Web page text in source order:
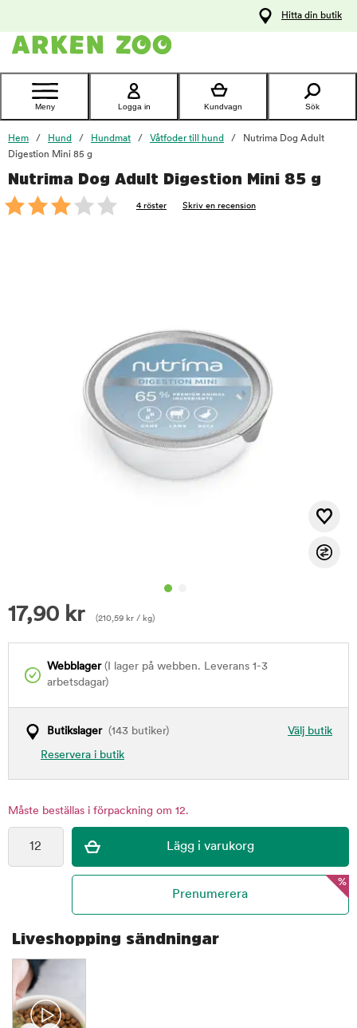
Kontakta
Hitta din butik
Meny Logga in Kundvagn Sök
Hem Hund Hundmat Våtfoder till hund
Nutrima Dog Adult
Digestion Mini 85 g
Nutrima Dog Adult Digestion Mini 85 g
4 röster Skriv en recension
17,90 kr (210,59 kr / kg)
Webblager(I lager på webben. Leverans 1-3
arbetsdagar)
Välj butik
Butikslager(143 butiker)
Reservera i butik
Måste beställas i förpackning om 12.
foo
%
Liveshopping sändningar